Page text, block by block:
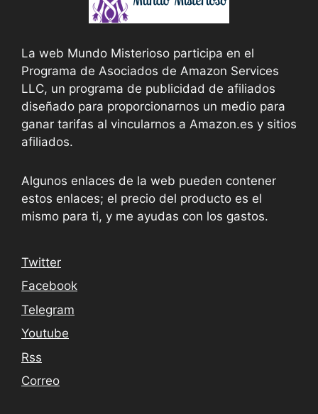
La web Mundo Misterioso participa en el
Programa de Asociados de Amazon Services
LLC, un programa de publicidad de afiliados
diseñado para proporcionarnos un medio para
ganar tarifas al vincularnos a Amazon.es y sitios
afiliados.
Algunos enlaces de la web pueden contener
estos enlaces; el precio del producto es el
mismo para ti, y me ayudas con los gastos.
Twitter
Facebook
Telegram
Youtube
Rss
Correo